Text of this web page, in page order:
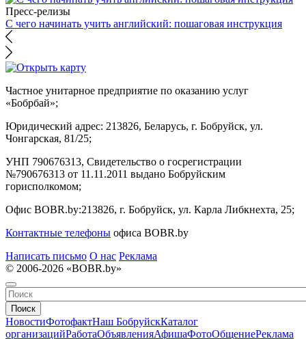
Пресс-релизы
С чего начинать учить английский: пошаговая инструкция
Частное унитарное предприятие по оказанию услуг
«Бобрбай»;
Юридический адрес: 213826, Беларусь, г. Бобруйск, ул.
Чонгарская, 81/25;
УНП 790676313, Свидетельство о госрегистрации
№790676313 от 11.11.2011 выдано Бобруйским
горисполкомом;
Офис BOBR.by:213826, г. Бобруйск, ул. Карла Либкнехта, 25;
Контактные телефоны офиса BOBR.by
Написать письмо О нас Реклама
© 2006-2026 «BOBR.by»
Поиск
НовостиФотофактНаш БобруйскКаталог
организацийРаботаОбъявленияАфишаФотоОбщениеРеклама